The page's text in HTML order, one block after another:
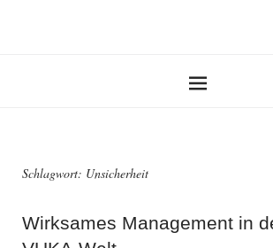
Schlagwort: Unsicherheit
Wirksames Management in